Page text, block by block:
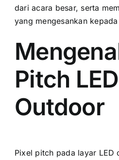
dаrі acara besar, ѕеrtа
уаng mengesankan
Pitch
Outdoor
Pixel pitch раdа layar LED